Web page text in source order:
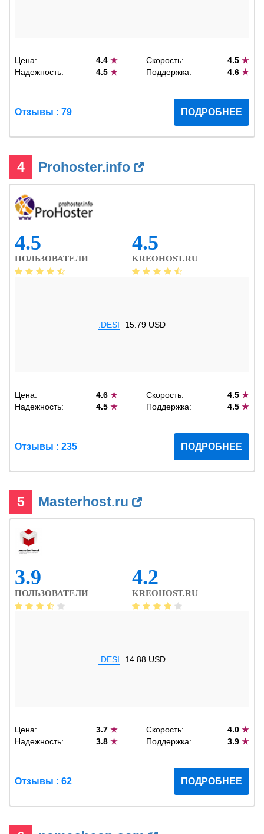
Цена: 4.4★ Скорость: 4.5 ★
Надежность:
4.5★ Поддержка: 4.6 ★
Отзывы : 79 ПОДРОБНЕЕ
4 Prohoster.info
4.5
ПОЛЬЗОВАТЕЛИ
4.5
KREOHOST.RU
.DESI 15.79 USD
Цена: 4.6★ Скорость: 4.5 ★
Надежность:
4.5★ Поддержка: 4.5 ★
Отзывы : 235 ПОДРОБНЕЕ
5 Masterhost.ru
3.9
ПОЛЬЗОВАТЕЛИ
4.2
KREOHOST.RU
.DESI 14.88 USD
Цена: 3.7★ Скорость: 4.0 ★
Надежность:
3.8★ Поддержка: 3.9 ★
Отзывы : 62 ПОДРОБНЕЕ